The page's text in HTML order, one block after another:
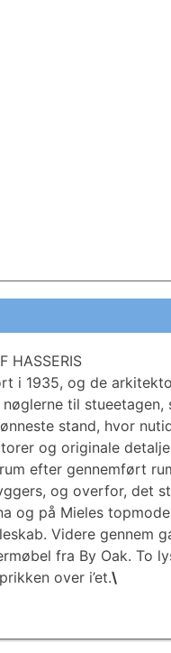
HASSERIS
i 1935, og de
til
stand, hvor
og originale
efter gennemført
og overfor, det
og på Mieles
Videre
fra By Oak. To
over i’et.\